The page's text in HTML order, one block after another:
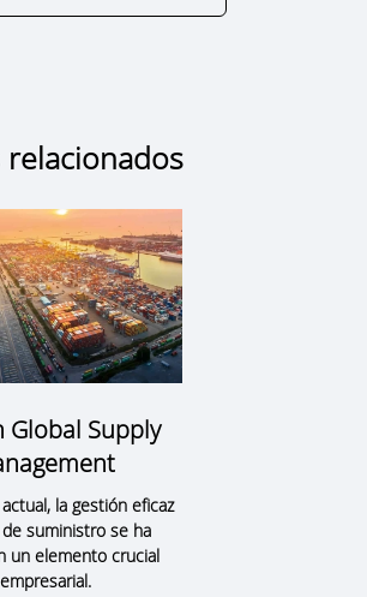
relacionados
Global Supply
la gestión eficaz
suministro se ha
un elemento crucial